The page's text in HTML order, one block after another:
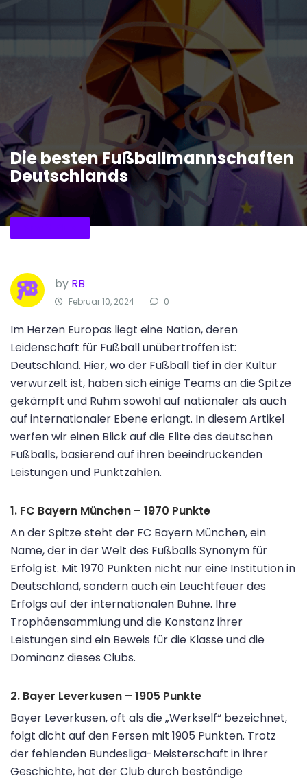
Die besten Fußballmannschaften
Deutschlands
by RB
Februar 10, 2024 0
Im Herzen Europas liegt eine Nation, deren
Leidenschaft für Fußball unübertroffen ist:
Deutschland. Hier, wo der Fußball tief in der Kultur
verwurzelt ist, haben sich einige Teams an die Spitze
gekämpft und Ruhm sowohl auf nationaler als auch
auf internationaler Ebene erlangt. In diesem Artikel
werfen wir einen Blick auf die Elite des deutschen
Fußballs, basierend auf ihren beeindruckenden
Leistungen und Punktzahlen.
1. FC Bayern München – 1970 Punkte
An der Spitze steht der FC Bayern München, ein
Name, der in der Welt des Fußballs Synonym für
Erfolg ist. Mit 1970 Punkten nicht nur eine Institution in
Deutschland, sondern auch ein Leuchtfeuer des
Erfolgs auf der internationalen Bühne. Ihre
Trophäensammlung und die Konstanz ihrer
Leistungen sind ein Beweis für die Klasse und die
Dominanz dieses Clubs.
2. Bayer Leverkusen – 1905 Punkte
Bayer Leverkusen, oft als die „Werkself“ bezeichnet,
folgt dicht auf den Fersen mit 1905 Punkten. Trotz
der fehlenden Bundesliga-Meisterschaft in ihrer
Geschichte, hat der Club durch beständige